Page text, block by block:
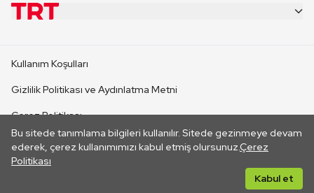
Bu sitede tanımlama bilgileri kullanılır. Sitede gezinmeye devam
ederek, çerez kullanımımızı kabul etmiş olursunuz.Çerez
Politikası
Kabul et
CANLI YAYINLAR
Kullanım Koşulları
Gizlilik Politikası ve Aydınlatma Metni
Çerez Politikası
İletişim
Her hakkı saklıdır. ©2026 TRT. Bağlantı yoluyla gidilen dış